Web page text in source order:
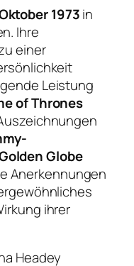
1973in
Ihre
einer
Leistung
of Thrones
Globe
Anerkennungen
ihrer
Headey